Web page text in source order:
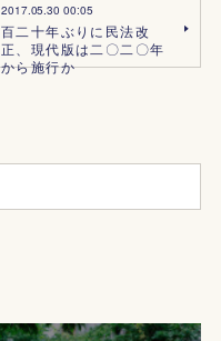
2017.05.30 00:05
百二十年ぶりに民法改
正、現代版は二〇二〇年
から施行か